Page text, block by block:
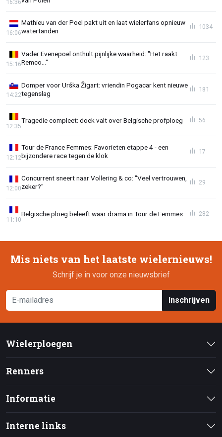
16:36
Mathieu van der Poel pakt uit en laat wielerfans opnieuw
watertanden
16:06
1034
Vader Evenepoel onthult pijnlijke waarheid: "Het raakt
Remco..."
15:16
123
Domper voor Urška Žigart: vriendin Pogacar kent nieuwe
tegenslag
14:22
181
Tragedie compleet: doek valt over Belgische profploeg
12:35
56
Tour de France Femmes: Favorieten etappe 4 - een
bijzondere race tegen de klok
12:12
17
Concurrent sneert naar Vollering & co: "Veel vertrouwen,
zeker?"
12:00
29
Belgische ploeg beleeft waar drama in Tour de Femmes
11:10
282
Mis niets van het laatste wielernieuws!
Schrijf je in voor onze nieuwsbrief
Inschrijven
Wielerploegen
Renners
Informatie
Interne links